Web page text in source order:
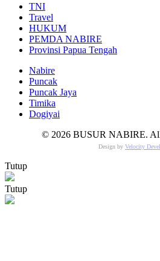
TNI
Travel
HUKUM
PEMDA NABIRE
Provinsi Papua Tengah
Nabire
Puncak
Puncak Jaya
Timika
Dogiyai
© 2026 BUSUR NABIRE. All
Design by Velocity
Tutup
Tutup